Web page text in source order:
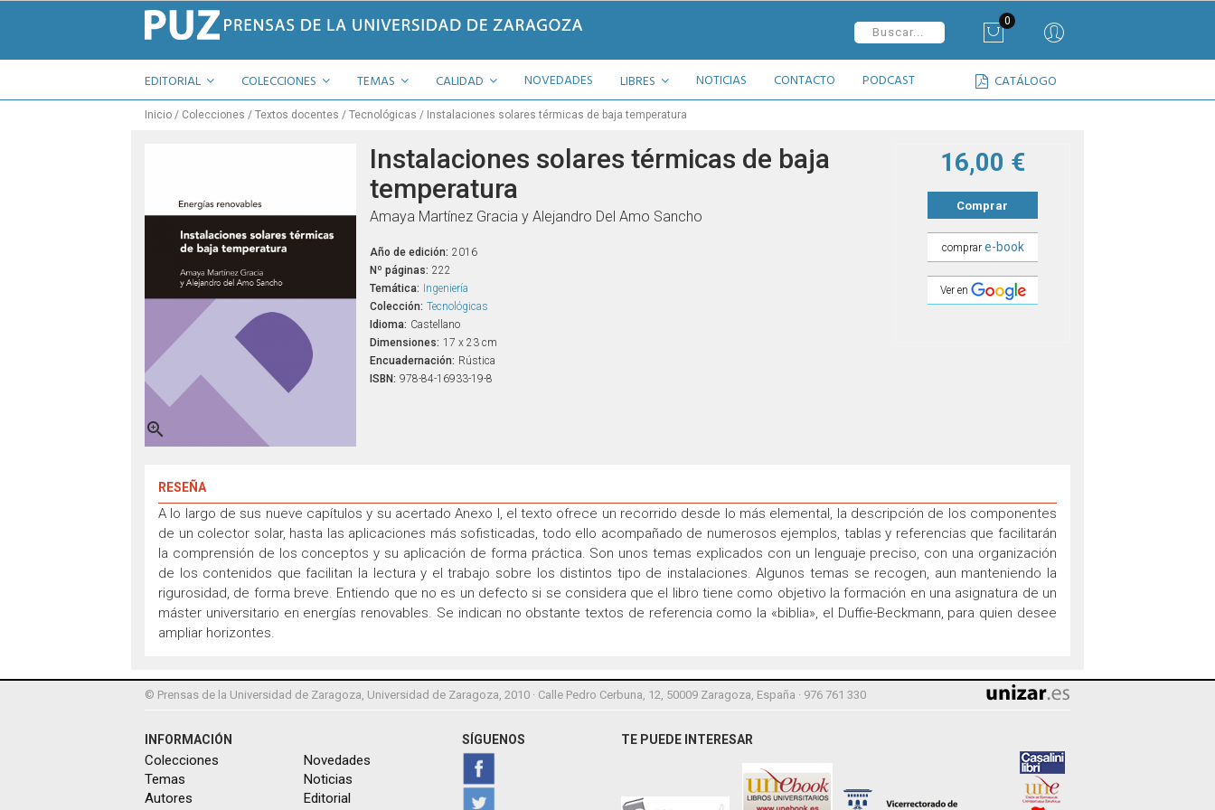
0
EDITORIAL COLECCIONES TEMAS CATÁLOGO
CALIDAD NOVEDADES LIBRES NOTICIAS CONTACTO PODCAST
Inicio Colecciones Textos docentes Tecnológicas Instalaciones solares térmicas de baja temperatura

Instalaciones solares térmicas de baja
temperatura
Amaya Martínez Gracia y Alejandro Del Amo Sancho
Año de edición: 2016
Nº páginas: 222
Temática:
Ingeniería
Colección: Tecnológicas
Idioma: Castellano
Dimensiones: 17 x 23 cm
Encuadernación: Rústica
ISBN: 978-84-16933-19-8
16,00 €
Comprar
comprar e-book
Ver en
RESEÑA
A lo largo de sus nueve capítulos y su acertado Anexo I, el texto ofrece un recorrido desde lo más elemental, la descripción de los componentes
de un colector solar, hasta las aplicaciones más sofisticadas, todo ello acompañado de numerosos ejemplos, tablas y referencias que facilitarán
la comprensión de los conceptos y su aplicación de forma práctica. Son unos temas explicados con un lenguaje preciso, con una organización
de los contenidos que facilitan la lectura y el trabajo sobre los distintos tipo de instalaciones. Algunos temas se recogen, aun manteniendo la
rigurosidad, de forma breve. Entiendo que no es un defecto si se considera que el libro tiene como objetivo la formación en una asignatura de un
máster universitario en energías renovables. Se indican no obstante textos de referencia como la «biblia», el Duffie-Beckmann, para quien desee
ampliar horizontes.
© Prensas de la Universidad de Zaragoza, Universidad de Zaragoza, 2010 · Calle Pedro Cerbuna, 12, 50009 Zaragoza, España · 976 761 330
INFORMACIÓN
Colecciones
Temas
Autores
Novedades
Noticias
Editorial
SÍGUENOS TE PUEDE INTERESAR